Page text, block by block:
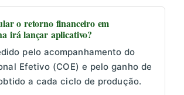
o retorno financeiro em
irá lançar aplicativo?
pelo acompanhamento do
Efetivo (COE) e pelo ganho de
a cada ciclo de produção.